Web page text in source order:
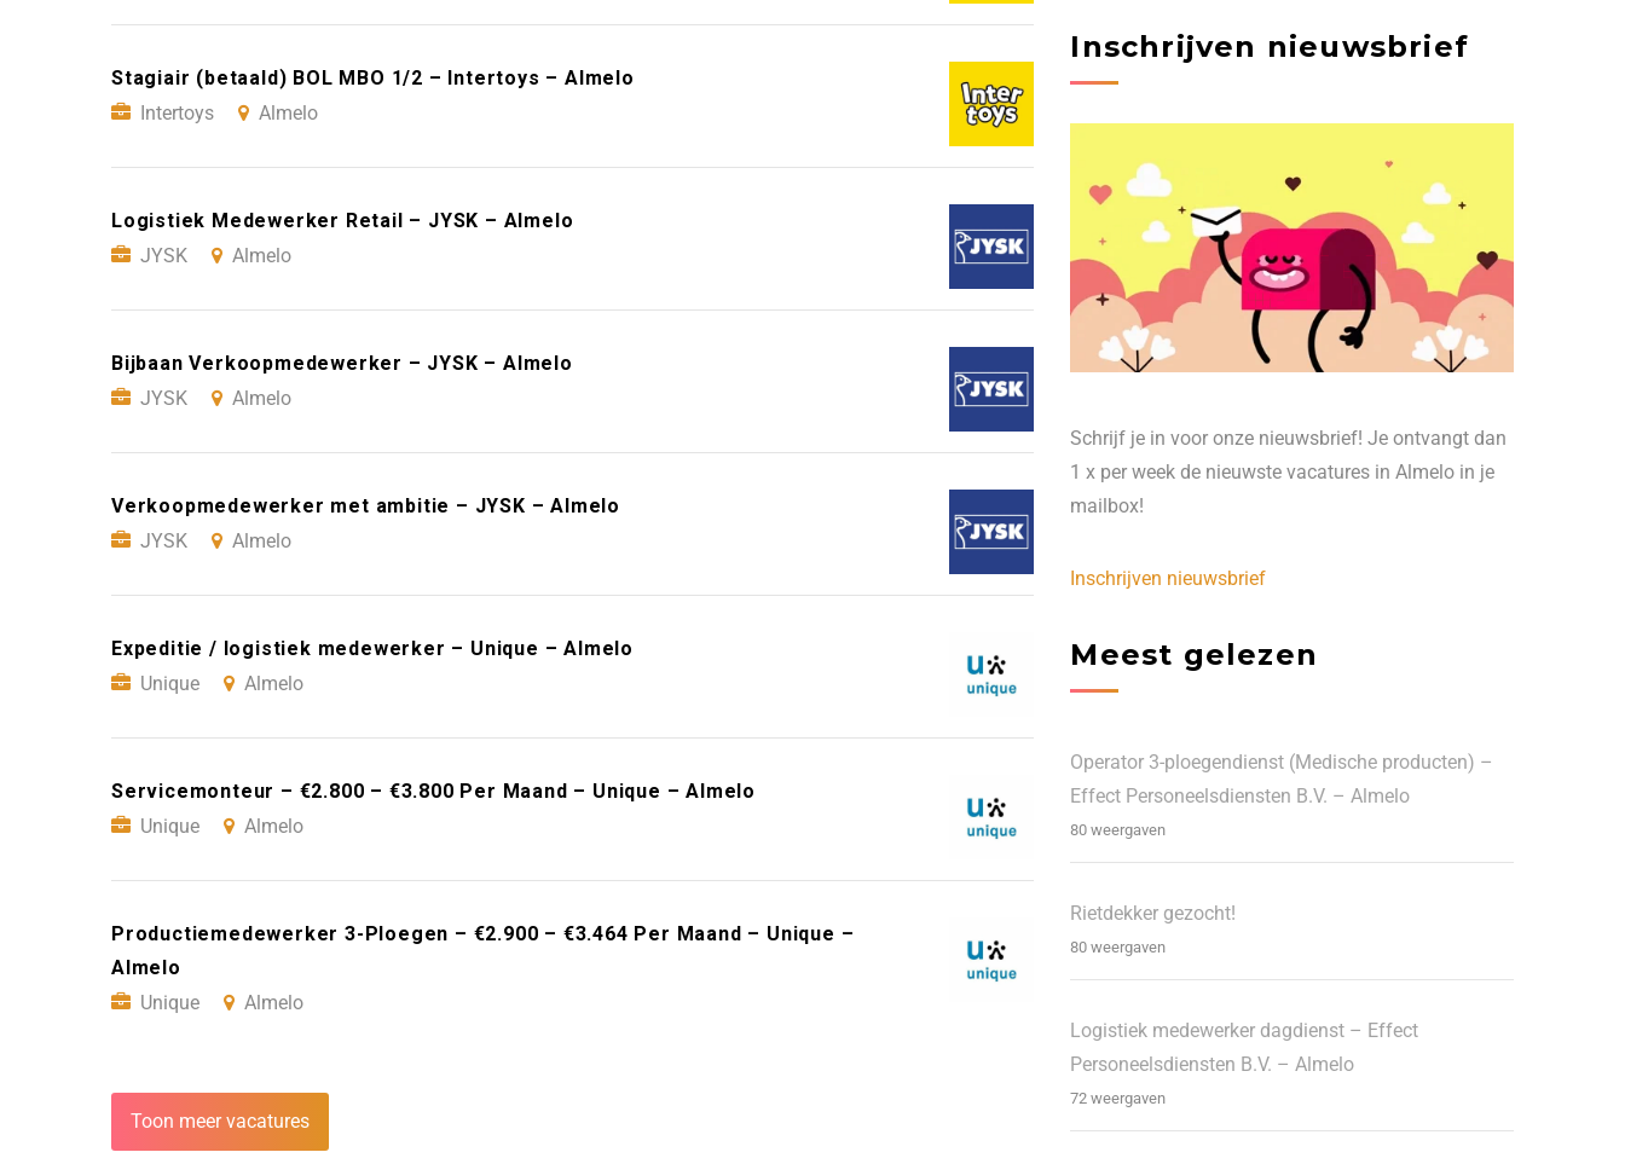
Stagiair (betaald) BOL MBO 1/2 – Intertoys – Almelo
Intertoys
Almelo
Logistiek Medewerker Retail – JYSK – Almelo
JYSK
Almelo
Bijbaan Verkoopmedewerker – JYSK – Almelo
JYSK
Almelo
Verkoopmedewerker met ambitie – JYSK – Almelo
JYSK
Almelo
Expeditie / logistiek medewerker – Unique – Almelo
Unique
Almelo
Servicemonteur – €2.800 – €3.800 Per Maand – Unique – Almelo
Unique
Almelo
Productiemedewerker 3-Ploegen – €2.900 – €3.464 Per Maand – Unique –
Almelo
Unique
Almelo
Toon meer vacatures
Inschrijven nieuwsbrief
Schrijf je in voor onze nieuwsbrief! Je ontvangt dan
1 x per week de nieuwste vacatures in Almelo in je
mailbox!
Inschrijven nieuwsbrief
Meest gelezen
Operator 3-ploegendienst (Medische producten) –
Effect Personeelsdiensten B.V. – Almelo
80 weergaven
Rietdekker gezocht!
80 weergaven
Logistiek medewerker dagdienst – Effect
Personeelsdiensten B.V. – Almelo
72 weergaven